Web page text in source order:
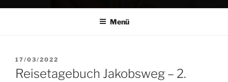
Menü
VERÖFFENTLICHT
AM
17/03/2022
Reisetagebuch Jakobsweg – 2.